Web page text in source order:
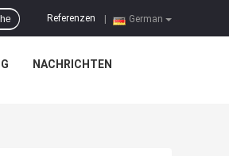
German
Referenzen
NACHRICHTEN